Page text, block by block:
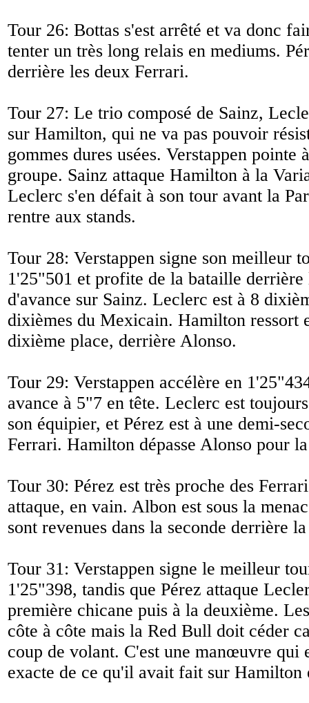
Tour 26: Bottas s'est arrêté et va donc
tenter un très long relais en mediums.
derrière les deux Ferrari.
Tour 27: Le trio composé de Sainz,
sur Hamilton, qui ne va pas pouvoir
gommes dures usées. Verstappen pointe
groupe. Sainz attaque Hamilton à la
Leclerc s'en défait à son tour avant la
rentre aux stands.
Tour 28: Verstappen signe son meilleur
1'25"501 et profite de la bataille
d'avance sur Sainz. Leclerc est à 8
dixièmes du Mexicain. Hamilton ressort
dixième place, derrière Alonso.
Tour 29: Verstappen accélère en
avance à 5"7 en tête. Leclerc est
son équipier, et Pérez est à une demi-
Ferrari. Hamilton dépasse Alonso pour
Tour 30: Pérez est très proche des
attaque, en vain. Albon est sous la
sont revenues dans la seconde derrière
Tour 31: Verstappen signe le meilleur
1'25"398, tandis que Pérez attaque
première chicane puis à la deuxième.
côte à côte mais la Red Bull doit céder
coup de volant. C'est une manœuvre qui
exacte de ce qu'il avait fait sur Hamilton